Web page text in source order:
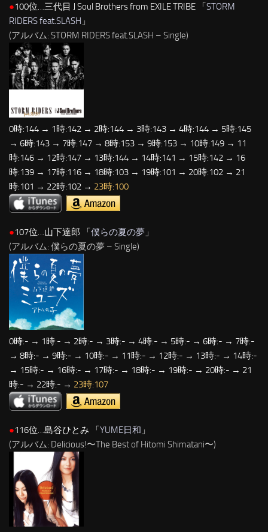
●100位…三代目 J Soul Brothers from EXILE TRIBE 「STORM
RIDERS feat.SLASH 」
(アルバム: STORM RIDERS feat.SLASH – Single)
0時:144 → 1時:142 → 2時:144 → 3時:143 → 4時:144 → 5時:145
→ 6時:143 → 7時:147 → 8時:153 → 9時:153 → 10時:149 → 11
時:146 → 12時:147 → 13時:144 → 14時:141 → 15時:142 → 16
時:139 → 17時:116 → 18時:103 → 19時:101 → 20時:102 → 21
時:101 → 22時:102 → 23時:100
●107位…山下達郎 「僕らの夏の夢 」
(アルバム: 僕らの夏の夢 – Single)
0時:- → 1時:- → 2時:- → 3時:- → 4時:- → 5時:- → 6時:- → 7時:-
→ 8時:- → 9時:- → 10時:- → 11時:- → 12時:- → 13時:- → 14時:-
→ 15時:- → 16時:- → 17時:- → 18時:- → 19時:- → 20時:- → 21
時:- → 22時:- → 23時:107
●116位…島谷ひとみ 「YUME日和 」
(アルバム: Delicious!〜The Best of Hitomi Shimatani〜)